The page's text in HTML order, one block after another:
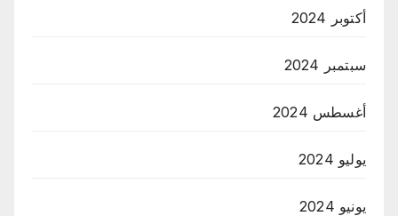
أكتوبر 2024
سبتمبر 2024
أغسطس 2024
يوليو 2024
يونيو 2024